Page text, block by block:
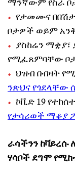
ማንኛውም የስራ
የታመሙና
ቦታዎች ወይም
ያስከሬን
የሚፈጸምባቸው
ህዝብ በብዛት
ንጽህና የጎደላቸው
ኮቪድ 19
የታሳሪወች ማቆያ
ራሳችንን ከቫይረሱ
ሃሳቦች ደግሞ